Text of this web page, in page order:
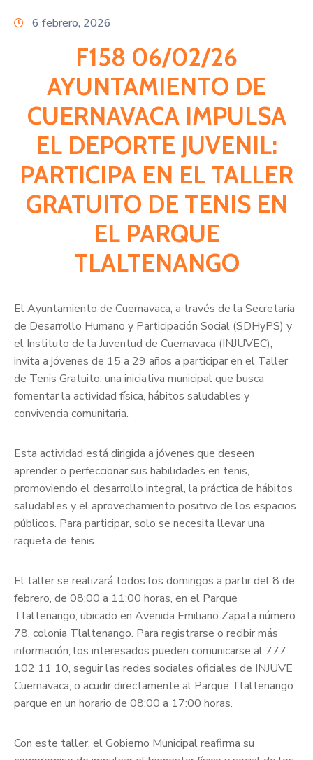
6 febrero, 2026
F158 06/02/26
AYUNTAMIENTO DE
CUERNAVACA IMPULSA
EL DEPORTE JUVENIL:
PARTICIPA EN EL TALLER
GRATUITO DE TENIS EN
EL PARQUE
TLALTENANGO
El Ayuntamiento de Cuernavaca, a través de la Secretaría
de Desarrollo Humano y Participación Social (SDHyPS) y
el Instituto de la Juventud de Cuernavaca (INJUVEC),
invita a jóvenes de 15 a 29 años a participar en el Taller
de Tenis Gratuito, una iniciativa municipal que busca
fomentar la actividad física, hábitos saludables y
convivencia comunitaria.
Esta actividad está dirigida a jóvenes que deseen
aprender o perfeccionar sus habilidades en tenis,
promoviendo el desarrollo integral, la práctica de hábitos
saludables y el aprovechamiento positivo de los espacios
públicos. Para participar, solo se necesita llevar una
raqueta de tenis.
El taller se realizará todos los domingos a partir del 8 de
febrero, de 08:00 a 11:00 horas, en el Parque
Tlaltenango, ubicado en Avenida Emiliano Zapata número
78, colonia Tlaltenango. Para registrarse o recibir más
información, los interesados pueden comunicarse al 777
102 11 10, seguir las redes sociales oficiales de INJUVE
Cuernavaca, o acudir directamente al Parque Tlaltenango
parque en un horario de 08:00 a 17:00 horas.
Con este taller, el Gobierno Municipal reafirma su